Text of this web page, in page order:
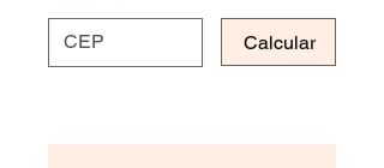
Calcular